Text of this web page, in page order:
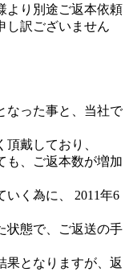
より別途ご返本依頼
し訳ございません
なった事と、当社で
戴しており、
も、ご返本数が増加
く為に、 2011年6
状態で、ご返送の手
果となりますが、返